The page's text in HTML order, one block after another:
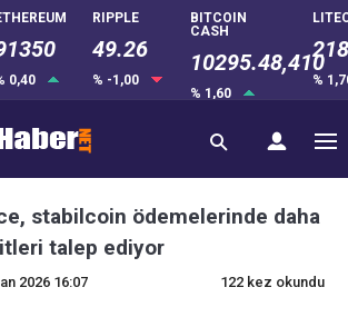
0,40
RIPPLE
49.26
% -1,00
BITCOIN
CASH
10295.48,410
% 1,60
%
stabilcoin ödemelerinde daha
talep ediyor
2026 16:07 122 kez okundu